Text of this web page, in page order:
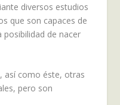
diversos estudios
que son capaces de
de nacer
así como éste, otras
pero son